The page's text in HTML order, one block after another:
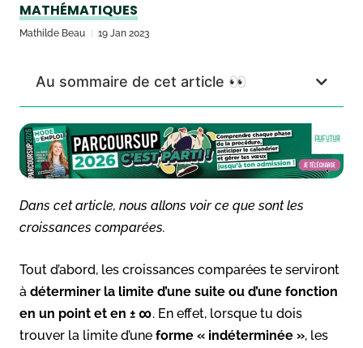
MATHÉMATIQUES
Mathilde Beau 19 Jan 2023
Au sommaire de cet article 👀
Dans cet article, nous allons voir ce que sont les
croissances comparées.
Tout d’abord, les croissances comparées te serviront
à déterminer la limite d’une suite ou d’une fonction
en un point et en ± ∞. En effet, lorsque tu dois
trouver la limite d’une forme « indéterminée », les